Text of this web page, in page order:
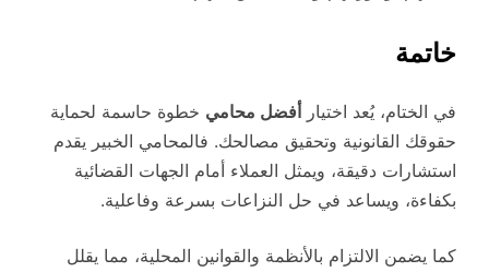
خاتمة
في الختام، يُعد اختيارأفضل محامي خطوة حاسمة لحماية
حقوقك القانونية وتحقيق مصالحك. فالمحامي الخبير يقدم
استشارات دقيقة، ويمثل العملاء أمام الجهات القضائية
بكفاءة، ويساعد في حل النزاعات بسرعة وفاعلية.
كما يضمن الالتزام بالأنظمة والقوانين المحلية، مما يقلل